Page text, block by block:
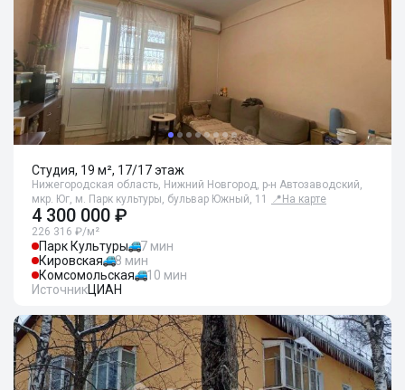
Студия, 19 м², 17/17 этаж
Нижегородская область, Нижний Новгород, р-н Автозаводский,
мкр. Юг, м. Парк культуры, бульвар Южный, 11
📍 На карте
4 300 000 ₽
226 316 ₽/м²
Парк Культуры
7 мин
Кировская
8 мин
Комсомольская
10 мин
ИсточникЦИАН